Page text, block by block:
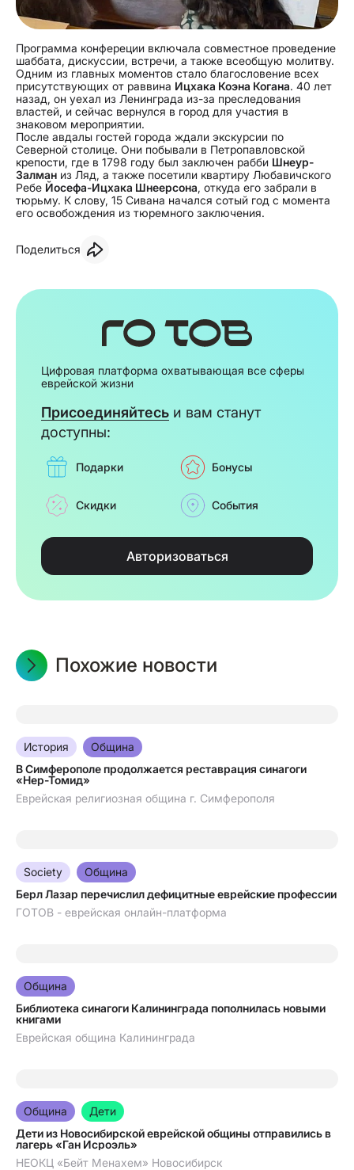
Программа конфереции включала совместное проведение
шаббата, дискуссии, встречи, а также всеобщую молитву.
Одним из главных моментов стало благословение всех
присутствующих от раввина Ицхака Коэна Когана. 40 лет
назад, он уехал из Ленинграда из-за преследования
властей, и сейчас вернулся в город для участия в
знаковом мероприятии.
После авдалы гостей города ждали экскурсии по
Северной столице. Они побывали в Петропавловской
крепости, где в 1798 году был заключен рабби Шнеур-
Залман из Ляд, а также посетили квартиру Любавичского
Ребе Йосефа-Ицхака Шнеерсона, откуда его забрали в
тюрьму. К слову, 15 Сивана начался сотый год с момента
его освобождения из тюремного заключения.
Поделиться
Цифровая платформа охватывающая все сферы
еврейской жизни
Присоединяйтесь и вам станут
доступны:
Подарки Бонусы
Скидки События
Авторизоваться
Похожие новости
07.08.2026
История
Община
В Симферополе продолжается реставрация синагоги
«Нер-Томид»
Еврейская религиозная община г. Симферополя
07.08.2026
Society
Община
Берл Лазар перечислил дефицитные еврейские профессии
ГОТОВ - еврейская онлайн-платформа
06.08.2026
Община
Библиотека синагоги Калининграда пополнилась новыми
книгами
Еврейская община Калининграда
05.08.2026
Община
Дети
Дети из Новосибирской еврейской общины отправились в
лагерь «Ган Исроэль»
НЕОКЦ «Бейт Менахем» Новосибирск